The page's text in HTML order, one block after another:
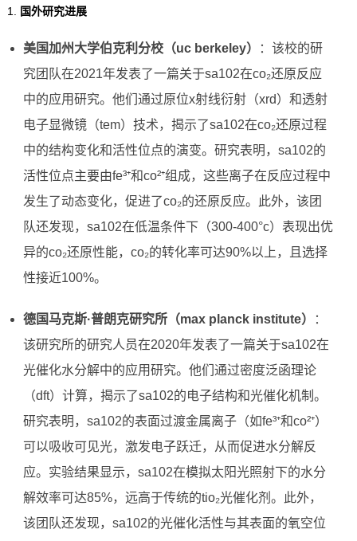
1. 国外研究进展
美国加州大学伯克利分校（uc berkeley）
：该校的研
究团队在2021年发表了一篇关于sa102在co₂还原反应
中的应用研究。他们通过原位x射线衍射（xrd）和透射
电子显微镜（tem）技术，揭示了sa102在co₂还原过程
中的结构变化和活性位点的演变。研究表明，sa102的
活性位点主要由fe³⁺和co²⁺组成，这些离子在反应过程中
发生了动态变化，促进了co₂的还原反应。此外，该团
队还发现，sa102在低温条件下（300-400°c）表现出优
异的co₂还原性能，co₂的转化率可达90%以上，且选择
性接近100%。
德国马克斯·普朗克研究所（max planck institute）
：
该研究所的研究人员在2020年发表了一篇关于sa102在
光催化水分解中的应用研究。他们通过密度泛函理论
（dft）计算，揭示了sa102的电子结构和光催化机制。
研究表明，sa102的表面过渡金属离子（如fe³⁺和co²⁺）
可以吸收可见光，激发电子跃迁，从而促进水分解反
应。实验结果显示，sa102在模拟太阳光照射下的水分
解效率可达85%，远高于传统的tio₂光催化剂。此外，
该团队还发现，sa102的光催化活性与其表面的氧空位